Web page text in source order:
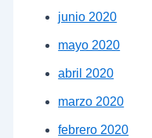
junio 2020
mayo 2020
abril 2020
marzo 2020
febrero 2020